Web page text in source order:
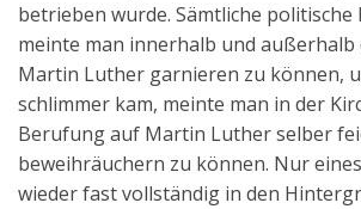
betrieben wurde. Sämtliche
meinte man innerhalb und außerhalb
Martin Luther garnieren zu können,
schlimmer kam, meinte man in der
Berufung auf Martin Luther selber
beweihräuchern zu können. Nur
wieder fast vollständig in den